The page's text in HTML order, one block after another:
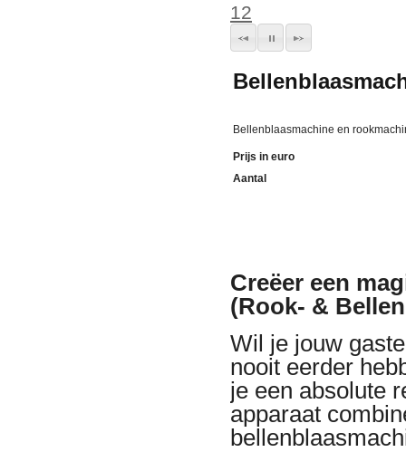
12
Bellenblaasmachine en
Prijs in euro
Aantal
Creëer een
(Rook- &
Wil je jouw
nooit eerder
je een absolute
apparaat